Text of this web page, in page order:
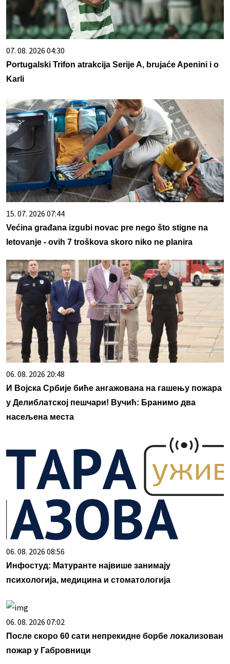
07. 08. 2026 04:30
Portugalski Trifon atrakcija Serije A, brujaće Apenini i o
Karli
15. 07. 2026 07:44
Većina građana izgubi novac pre nego što stigne na
letovanje - ovih 7 troškova skoro niko ne planira
06. 08. 2026 20:48
И Војска Србије биће ангажована на гашењу пожара
у Делиблатској пешчари! Вучић: Бранимо два
насељена места
06. 08. 2026 08:56
Инфостуд: Матуранте највише занимају
психологија, медицина и стоматологија
06. 08. 2026 07:02
После скоро 60 сати непрекидне борбе локализован
пожар у Габровници